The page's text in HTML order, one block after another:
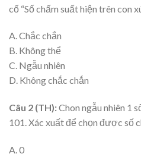
cố “Số chấm suất hiện trên con
A. Chắc chắn
B. Không thể
C. Ngẫu nhiên
D. Không chắc chắn
Câu 2 (TH):Chon ngẫu nhiên 1
101. Xác xuất để chọn được số
A. 0